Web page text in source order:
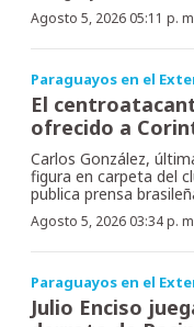
Agosto 5, 2026 05:11 p.
Paraguayos en el
El
ofrecido a
Carlos González,
figura en carpeta del
publica prensa
Agosto 5, 2026 03:34 p.
Paraguayos en el
Julio Enciso